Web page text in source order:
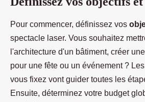
Pour commencer, définissez vos
spectacle laser. Vous souhaitez
l'architecture d'un bâtiment, créer
pour une fête ou un événement ?
vous fixez vont guider toutes les
Ensuite, déterminez votre budget